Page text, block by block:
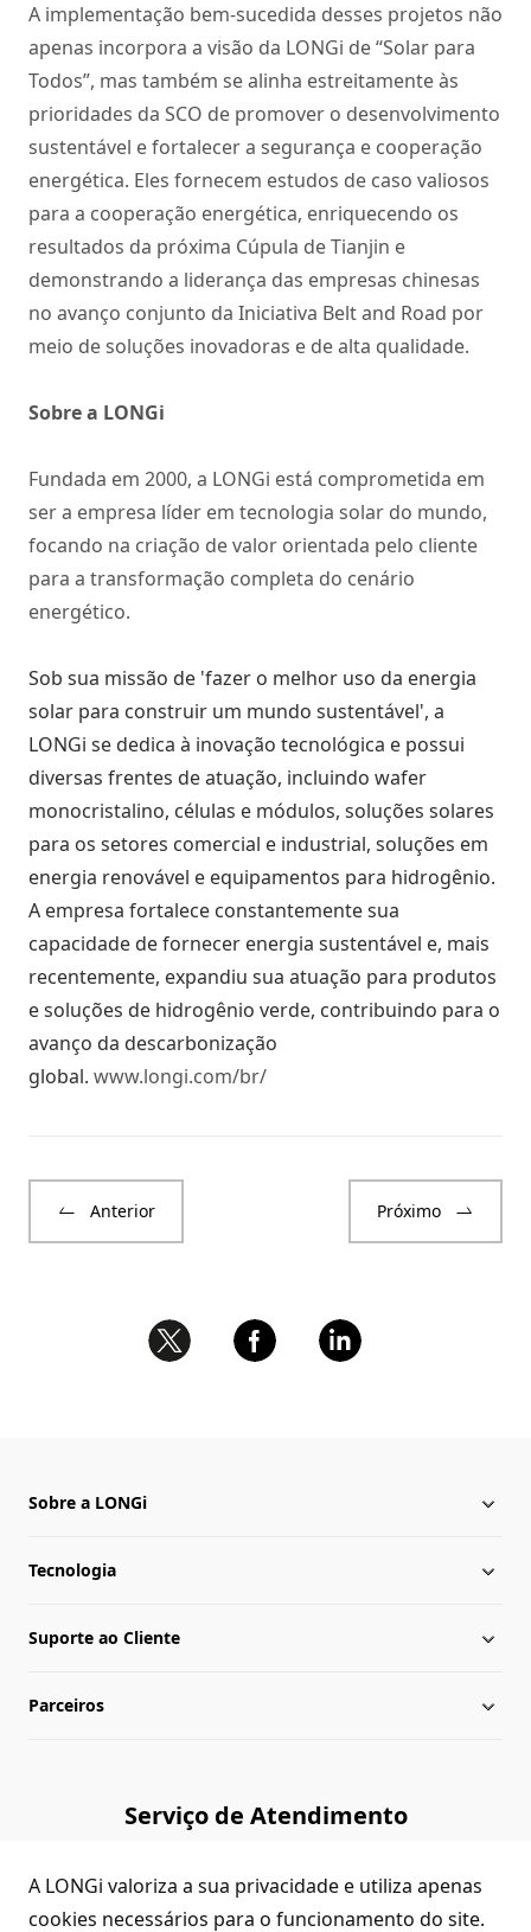
A implementação bem-sucedida desses projetos não
apenas incorpora a visão da LONGi de “Solar para
Todos”, mas também se alinha estreitamente às
prioridades da SCO de promover o desenvolvimento
sustentável e fortalecer a segurança e cooperação
energética. Eles fornecem estudos de caso valiosos
para a cooperação energética, enriquecendo os
resultados da próxima Cúpula de Tianjin e
demonstrando a liderança das empresas chinesas
no avanço conjunto da Iniciativa Belt and Road por
meio de soluções inovadoras e de alta qualidade.
Sobre a LONGi
Fundada em 2000, a LONGi está comprometida em
ser a empresa líder em tecnologia solar do mundo,
focando na criação de valor orientada pelo cliente
para a transformação completa do cenário
energético.
Sob sua missão de 'fazer o melhor uso da energia
solar para construir um mundo sustentável', a
LONGi se dedica à inovação tecnológica e possui
diversas frentes de atuação, incluindo wafer
monocristalino, células e módulos, soluções solares
para os setores comercial e industrial, soluções em
energia renovável e equipamentos para hidrogênio.
A empresa fortalece constantemente sua
capacidade de fornecer energia sustentável e, mais
recentemente, expandiu sua atuação para produtos
e soluções de hidrogênio verde, contribuindo para o
avanço da descarbonização
global. www.longi.com/br/
Anterior Próximo
Sobre a LONGi
Sobre a LONGi
Presença Global
Lideranças
Tecnologia
Notícias da LONGi
Suporte ao Cliente
Central de download
Dúvidas Comuns
Parceiros
Serviço de Atendimento
A LONGi valoriza a sua privacidade e utiliza apenas
cookies necessários para o funcionamento do site.